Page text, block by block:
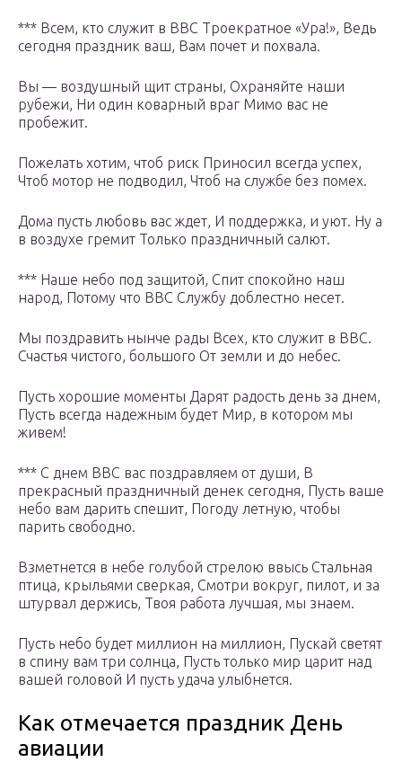
*** Всем, кто служит в ВВС Троекратное «Ура!», Ведь
сегодня праздник ваш, Вам почет и похвала.
Вы — воздушный щит страны, Охраняйте наши
рубежи, Ни один коварный враг Мимо вас не
пробежит.
Пожелать хотим, чтоб риск Приносил всегда успех,
Чтоб мотор не подводил, Чтоб на службе без помех.
Дома пусть любовь вас ждет, И поддержка, и уют. Ну а
в воздухе гремит Только праздничный салют.
*** Наше небо под защитой, Спит спокойно наш
народ, Потому что ВВС Службу доблестно несет.
Мы поздравить нынче рады Всех, кто служит в ВВС.
Счастья чистого, большого От земли и до небес.
Пусть хорошие моменты Дарят радость день за днем,
Пусть всегда надежным будет Мир, в котором мы
живем!
*** С днем ВВС вас поздравляем от души, В
прекрасный праздничный денек сегодня, Пусть ваше
небо вам дарить спешит, Погоду летную, чтобы
парить свободно.
Взметнется в небе голубой стрелою ввысь Стальная
птица, крыльями сверкая, Смотри вокруг, пилот, и за
штурвал держись, Твоя работа лучшая, мы знаем.
Пусть небо будет миллион на миллион, Пускай светят
в спину вам три солнца, Пусть только мир царит над
вашей головой И пусть удача улыбнется.
Как отмечается праздник День
авиации